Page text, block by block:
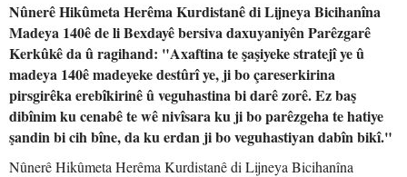
Nûnerê Hikûmeta Herêma Kurdistanê di Lijneya Bicihanîna
Madeya 140ê de li Bexdayê bersiva daxuyaniyên Parêzgarê
Kerkûkê da û ragihand: "Axaftina te şaşiyeke stratejî ye û
madeya 140ê madeyeke destûrî ye, ji bo çareserkirina
pirsgirêka erebîkirinê û veguhastina bi darê zorê. Ez baş
dibînim ku cenabê te wê nivîsara ku ji bo parêzgeha te hatiye
şandin bi cih bîne, da ku erdan ji bo veguhastiyan dabîn bikî."
Nûnerê Hikûmeta Herêma Kurdistanê di Lijneya Bicihanîna